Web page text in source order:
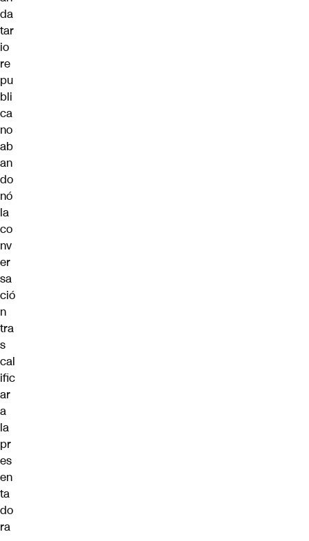
da
tar
io
re
pu
bli
ca
no
ab
an
do
nó
la
co
nv
er
sa
ció
n
tra
s
cal
ific
ar
a
la
pr
es
en
ta
do
ra